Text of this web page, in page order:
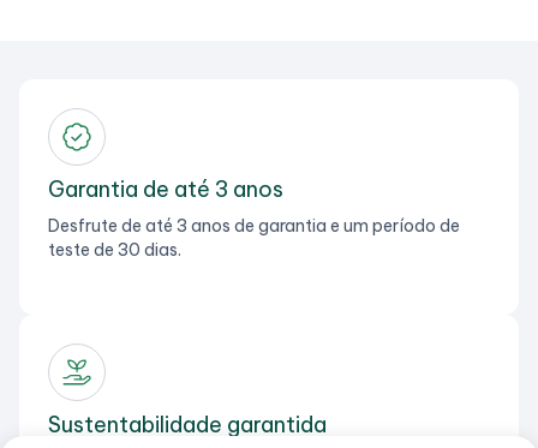
Garantia de até 3 anos
Desfrute de até 3 anos de garantia e um período de
teste de 30 dias.
Sustentabilidade garantida